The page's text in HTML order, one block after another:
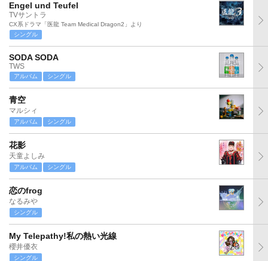
Engel und Teufel
TVサントラ
CX系ドラマ「医龍 Team Medical Dragon2」より
シングル
SODA SODA
TWS
アルバム シングル
青空
マルシィ
アルバム シングル
花影
天童よしみ
アルバム シングル
恋のfrog
なるみや
シングル
My Telepathy!私の熱い光線
櫻井優衣
シングル